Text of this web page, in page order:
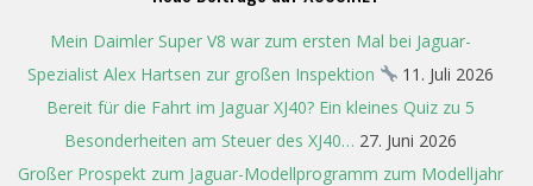
Mein Daimler Super V8 war zum ersten Mal bei Jaguar-
Spezialist Alex Hartsen zur großen Inspektion
11. Juli 2026
Bereit für die Fahrt im Jaguar XJ40? Ein kleines Quiz zu 5
Besonderheiten am Steuer des XJ40… 27. Juni 2026
Großer Prospekt zum Jaguar-Modellprogramm zum Modelljahr